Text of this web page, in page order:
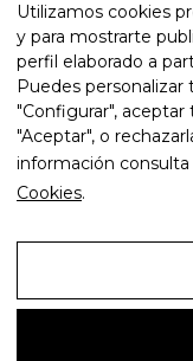
Pintar pistas
Señalética y
Diseño wayfinding
Trabajos con resina
Trabajos con
Mantenimiento y
Utilizamos cookies
y para mostrarte
perfil elaborado a
Puedes personalizar
"Configurar", aceptar
"Aceptar", o
información consulta
Cookies.